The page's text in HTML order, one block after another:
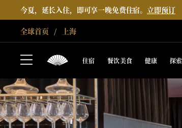
今夏，延长入住，即可享一晚免费住宿。 立即预订
全球首页 上海
住宿 餐饮美食 健康 探索